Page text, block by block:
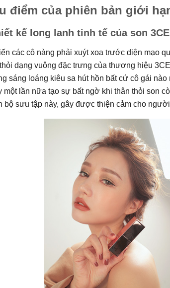
điểm của phiên bản giới
kế long lanh tinh tế của son
các cô nàng phải xuýt xoa trước diện mạo
dạng vuông đặc trưng của thương hiệu
sáng loáng kiêu sa hút hồn bất cứ cô gái
một lần nữa tạo sự bất ngờ khi thân thỏi son
bộ sưu tập này, gây được thiện cảm cho